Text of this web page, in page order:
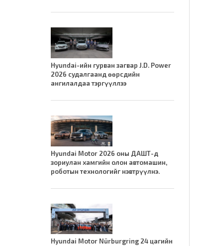
Hyundai-ийн гурван загвар J.D. Power
2026 судалгаанд өөрсдийн
ангилалдаа тэргүүллээ
Hyundai Motor 2026 оны ДАШТ-д
зориулан хамгийн олон автомашин,
роботын технологийг нэвтрүүлнэ.
Hyundai Motor Nürburgring 24 цагийн